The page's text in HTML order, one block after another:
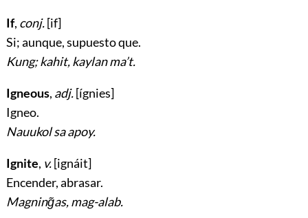
If, conj.[if]
Si; aunque, supuesto que.
Kung; kahit, kaylan ma’t.
Igneous, adj.[ígnies]
Igneo.
Nauukol sa apoy.
Ignite, v.[ignáit]
Encender, abrasar.
Magning̃as, mag-alab.